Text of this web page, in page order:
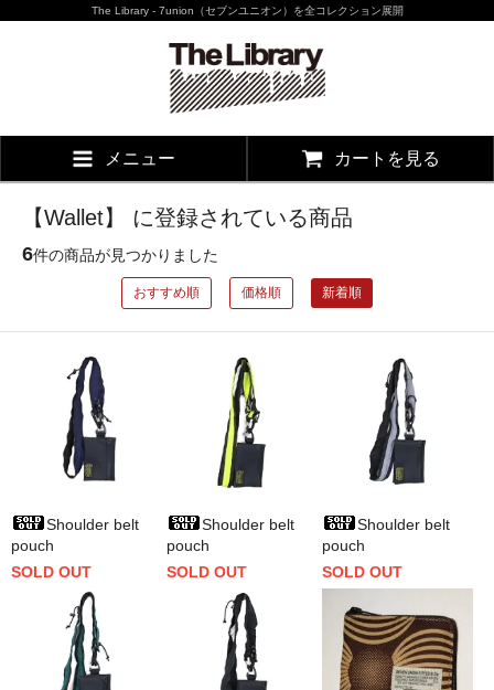
The Library - 7union（セブンユニオン）を全コレクション展開
メニュー カートを見る
【Wallet】 に登録されている商品
6件の商品が見つかりました
おすすめ順 価格順 新着順
Shoulder belt
pouch
SOLD OUT
Shoulder belt
pouch
SOLD OUT
Shoulder belt
pouch
SOLD OUT